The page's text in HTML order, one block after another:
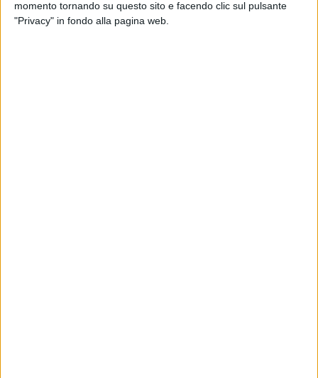
momento tornando su questo sito e facendo clic sul pulsante
"Privacy" in fondo alla pagina web.